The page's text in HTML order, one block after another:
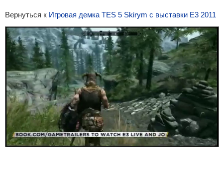
Вернуться к Игровая демка TES 5 Skirym с выставки E3 2011